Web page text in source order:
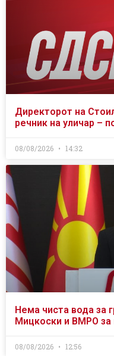
Директорот на
речник на уличар –
08/08/2026 14:32
Нема чиста вода за
Мицкоски и ВМРО за
08/08/2026 12:56